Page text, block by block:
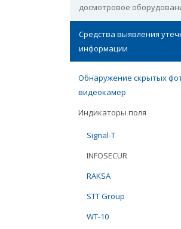
досмотровое
Средства выявления
информации
Обнаружение скрытых
видеокамер
Индикаторы поля
Signal-T
INFOSECUR
RAKSA
STT Group
WT-10